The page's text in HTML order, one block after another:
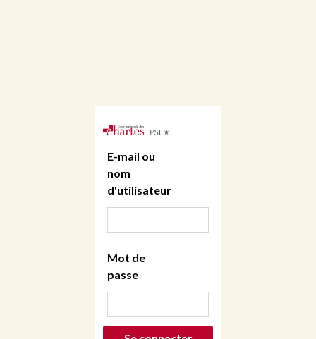
E-mail ou
nom
d'utilisateur
Mot de
passe